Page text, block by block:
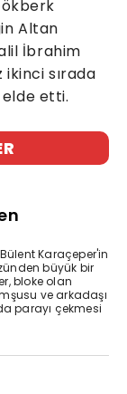
Altan
İbrahim
ikinci sırada
elde etti.
Karaçeper'in
büyük bir
bloke olan
ve arkadaşı
parayı çekmesi